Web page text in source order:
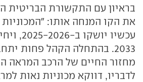
בראיון עם התקשורת הבריטית
את הקו המנחה אותו: "המכוניות
עכשיו
2033. בהתחלה הקהל פחות
מחזור החיים של הרכב המראה
לדבריו, דווקא מכוניות נאות